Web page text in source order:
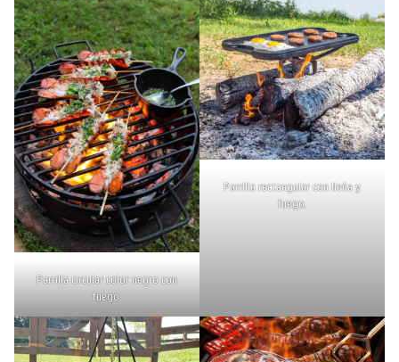
Parrilla circular color negro con
fuego.
Parrilla rectangular con lleña y
fuego.